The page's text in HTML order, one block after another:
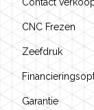
CNC Frezen
Zeefdruk
Garantie